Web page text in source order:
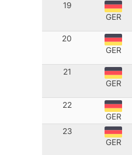
19
GER
20
GER
21
GER
22
GER
23
GER